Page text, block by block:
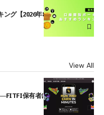
ング【2026年8月最新】
View All
保有者に対応呼びかけ